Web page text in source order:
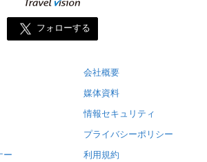
フォローする
ー
会社概要
媒体資料
情報セキュリティ
プライバシーポリシー
利用規約